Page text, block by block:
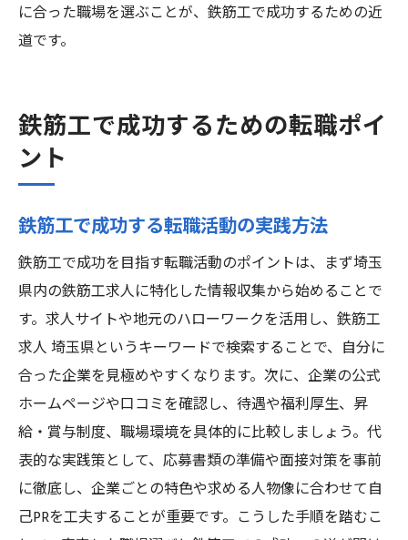
に合った職場を選ぶことが、鉄筋工で成功するための近
道です。
鉄筋工で成功するための転職ポイ
ント
鉄筋工で成功する転職活動の実践方法
鉄筋工で成功を目指す転職活動のポイントは、まず埼玉
県内の鉄筋工求人に特化した情報収集から始めることで
す。求人サイトや地元のハローワークを活用し、鉄筋工
求人 埼玉県というキーワードで検索することで、自分に
合った企業を見極めやすくなります。次に、企業の公式
ホームページや口コミを確認し、待遇や福利厚生、昇
給・賞与制度、職場環境を具体的に比較しましょう。代
表的な実践策として、応募書類の準備や面接対策を事前
に徹底し、企業ごとの特色や求める人物像に合わせて自
己PRを工夫することが重要です。こうした手順を踏むこ